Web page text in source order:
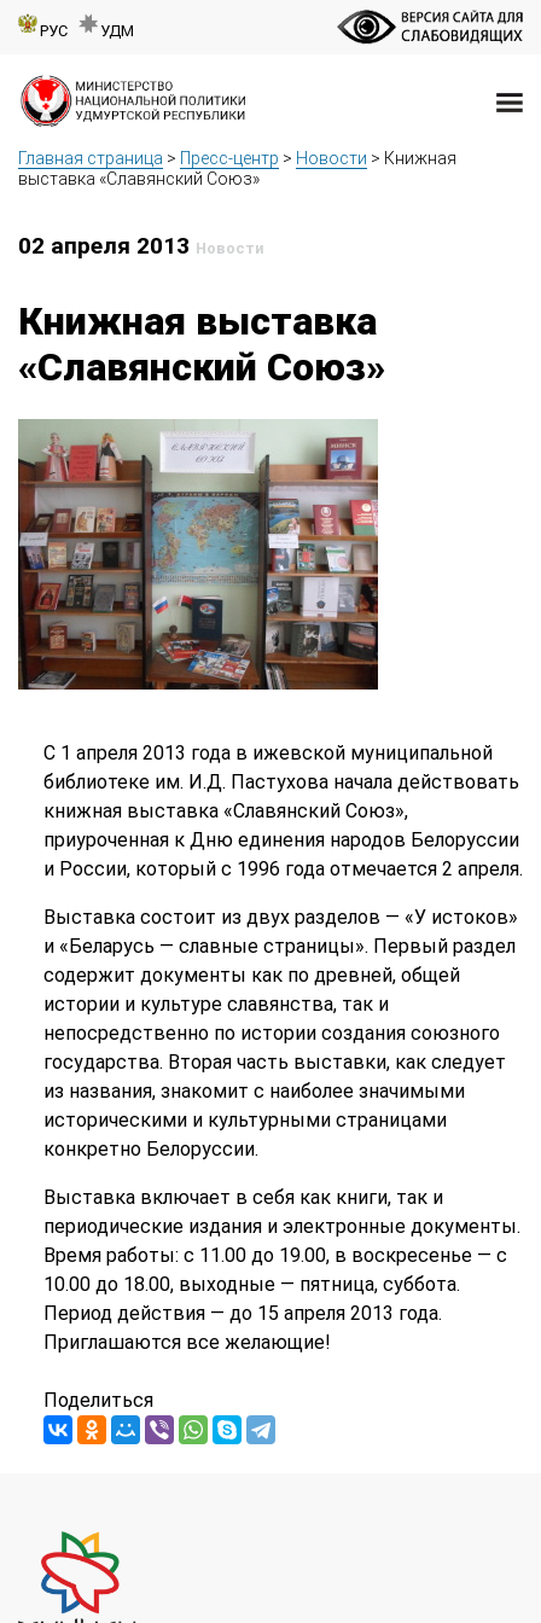
РУС УДМ
Главная страница > Пресс-центр > Новости > Книжная
выставка «Славянский Союз»
02 апреля 2013 Новости
Книжная выставка
«Славянский Союз»
С 1 апреля 2013 года в ижевской муниципальной
библиотеке им. И.Д. Пастухова начала действовать
книжная выставка «Славянский Союз»,
приуроченная к Дню единения народов Белоруссии
и России, который с 1996 года отмечается 2 апреля.
Выставка состоит из двух разделов — «У истоков»
и «Беларусь — славные страницы». Первый раздел
содержит документы как по древней, общей
истории и культуре славянства, так и
непосредственно по истории создания союзного
государства. Вторая часть выставки, как следует
из названия, знакомит с наиболее значимыми
историческими и культурными страницами
конкретно Белоруссии.
Выставка включает в себя как книги, так и
периодические издания и электронные документы.
Время работы: с 11.00 до 19.00, в воскресенье — с
10.00 до 18.00, выходные — пятница, суббота.
Период действия — до 15 апреля 2013 года.
Приглашаются все желающие!
Поделиться